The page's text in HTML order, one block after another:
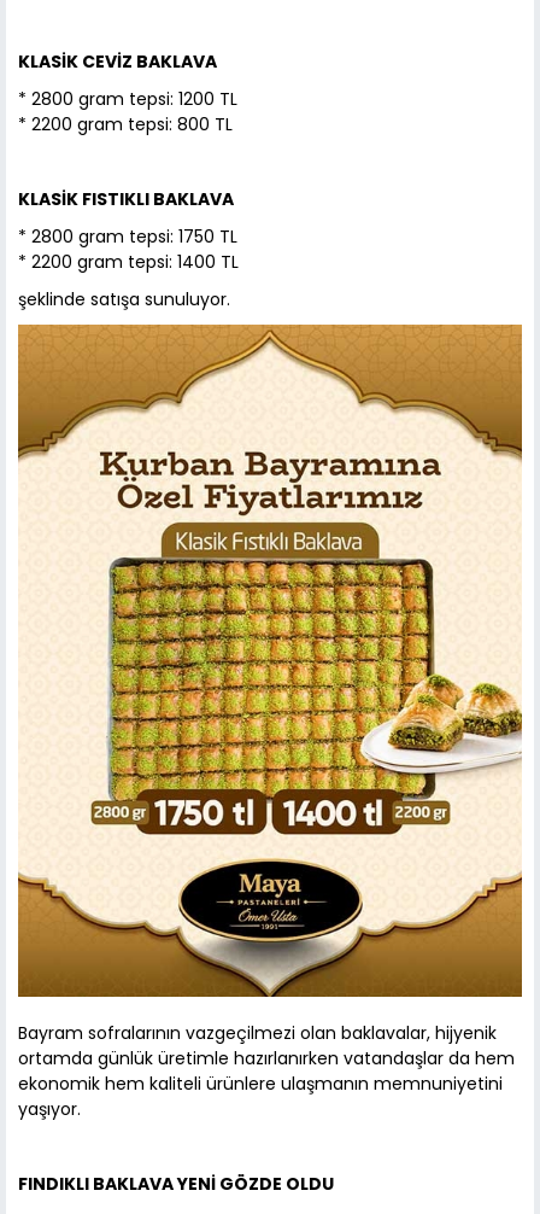
KLASİK CEVİZ BAKLAVA
* 2800 gram tepsi: 1200 TL
* 2200 gram tepsi: 800 TL
KLASİK FISTIKLI BAKLAVA
* 2800 gram tepsi: 1750 TL
* 2200 gram tepsi: 1400 TL
şeklinde satışa sunuluyor.
Bayram sofralarının vazgeçilmezi olan baklavalar, hijyenik
ortamda günlük üretimle hazırlanırken vatandaşlar da hem
ekonomik hem kaliteli ürünlere ulaşmanın memnuniyetini
yaşıyor.
FINDIKLI BAKLAVA YENİ GÖZDE OLDU